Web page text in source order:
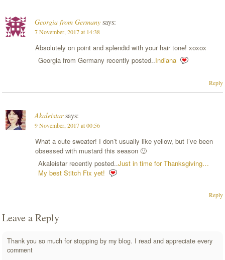
Georgia from Germany says:
7 November, 2017 at 14:38
Absolutely on point and splendid with your hair tone! xoxox
Georgia from Germany recently posted..Indiana
Reply
Akaleistar says:
9 November, 2017 at 00:56
What a cute sweater! I don’t usually like yellow, but I’ve been
obsessed with mustard this season 🙂
Akaleistar recently posted..Just in time for Thanksgiving…
My best Stitch Fix yet!
Reply
Leave a Reply
Thank you so much for stopping by my blog. I read and appreciate every
comment